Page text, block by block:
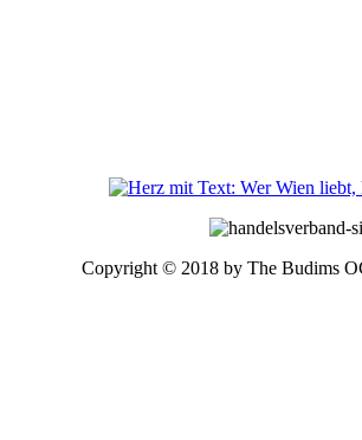
Copyright © 2018 by The Budims